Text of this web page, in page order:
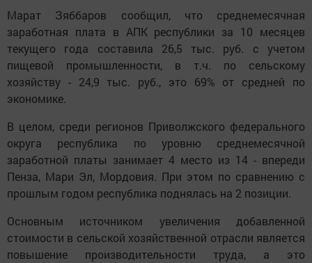
Марат Зяббаров сообщил, что среднемесячная
заработная плата в АПК республики за 10 месяцев
текущего года составила 26,5 тыс. руб. с учетом
пищевой промышленности, в т.ч. по сельскому
хозяйству - 24,9 тыс. руб., это 69% от средней по
экономике.
В целом, среди регионов Приволжского федерального
округа республика по уровню среднемесячной
заработной платы занимает 4 место из 14 - впереди
Пенза, Мари Эл, Мордовия. При этом по сравнению с
прошлым годом республика поднялась на 2 позиции.
Основным источником увеличения добавленной
стоимости в сельской хозяйственной отрасли является
повышение производительности труда, а это